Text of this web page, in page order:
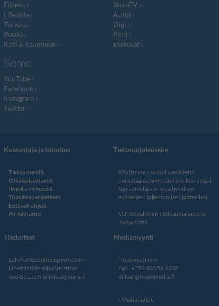
Fitness
Lifestyle
Terveys
Ruoka
Koti & Asuminen
StaraTV
Autot
Digi
Pelit
Elokuvat
Some
YouTube
Facebook
Instagram
Twitter
Kustantaja ja toimitus
Tietoa meistä
Oikaisukäytäntö
Ilmoita virheestä
Toimitusperiaatteet
Eettiset ohjeet
AI-käytäntö
Tietosuojalauseke
Käytämme sivustolla evästeitä
parantaaksemme käyttökokemustasi.
Käyttämällä sivustoa hyväksyt
evästeiden tallentamisen laitteellesi.
Verkkopalvelun tiedosuojalauseke
löytyy tästä.
Tiedotteet
Lehdistötiedotteet pyydetään
lähettämään sähköpostitse
osoitteeseen toimitus@stara.fi
Mediamyynti
Nostemedia Oy
Puh. +358 40 356 1332
mikael@nostemedia.fi
Mediatiedot